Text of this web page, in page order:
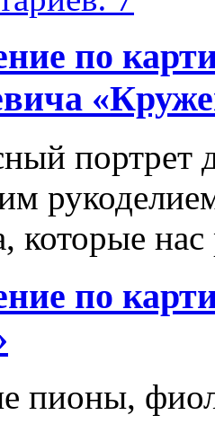
по
портрет
которые
по